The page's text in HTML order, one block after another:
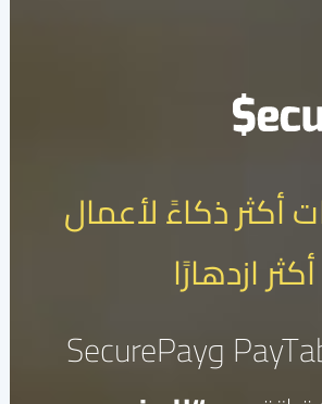
أكثر ذكاءً لأعمال
أكثر ازدهارًا
دخلت PayTabs وSecurePay